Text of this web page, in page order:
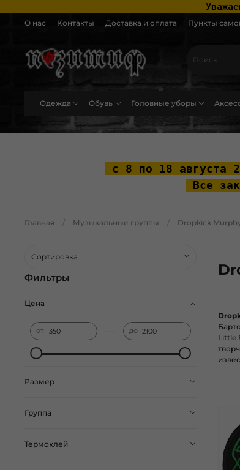
О нас Контакты Доставка и оплата Пункты
Одежда Обувь Головные уборы
с 8 по 18 августа
Все
Главная Музыкальные группы Dropkick
Little
Фильтры
Цена
от до
Размер
Группа
Термоклей